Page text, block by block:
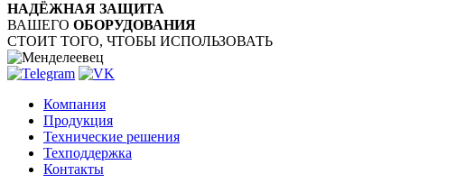
НАДЁЖНАЯ ЗАЩИТА
ВАШЕГО ОБОРУДОВАНИЯ
СТОИТ ТОГО, ЧТОБЫ ИСПОЛЬЗОВАТЬ
Компания
Продукция
Технические решения
Техподдержка
Контакты